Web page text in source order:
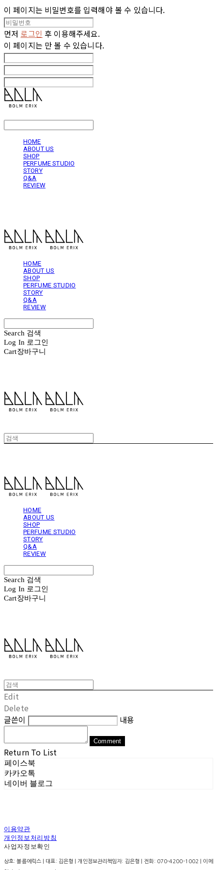
이 페이지는 비밀번호를 입력해야 볼 수 있습니다.
먼저 로그인 후 이용해주세요.
이 페이지는 만 볼 수 있습니다.
HOME
ABOUT US
SHOP
PERFUME STUDIO
STORY
Q&A
REVIEW
HOME
ABOUT US
SHOP
PERFUME STUDIO
STORY
Q&A
REVIEW
Search 검색
Log In 로그인
Cart장바구니
HOME
ABOUT US
SHOP
PERFUME STUDIO
STORY
Q&A
REVIEW
Search 검색
Log In 로그인
Cart장바구니
Edit
Delete
글쓴이
내용
Comment
Return To List
페이스북
카카오톡
네이버 블로그
이용약관
개인정보처리방침
사업자정보확인
상호: 볼름에릭스 | 대표: 김은형 | 개인정보관리책임자: 김은형 | 전화: 070-4200-1002 | 이메